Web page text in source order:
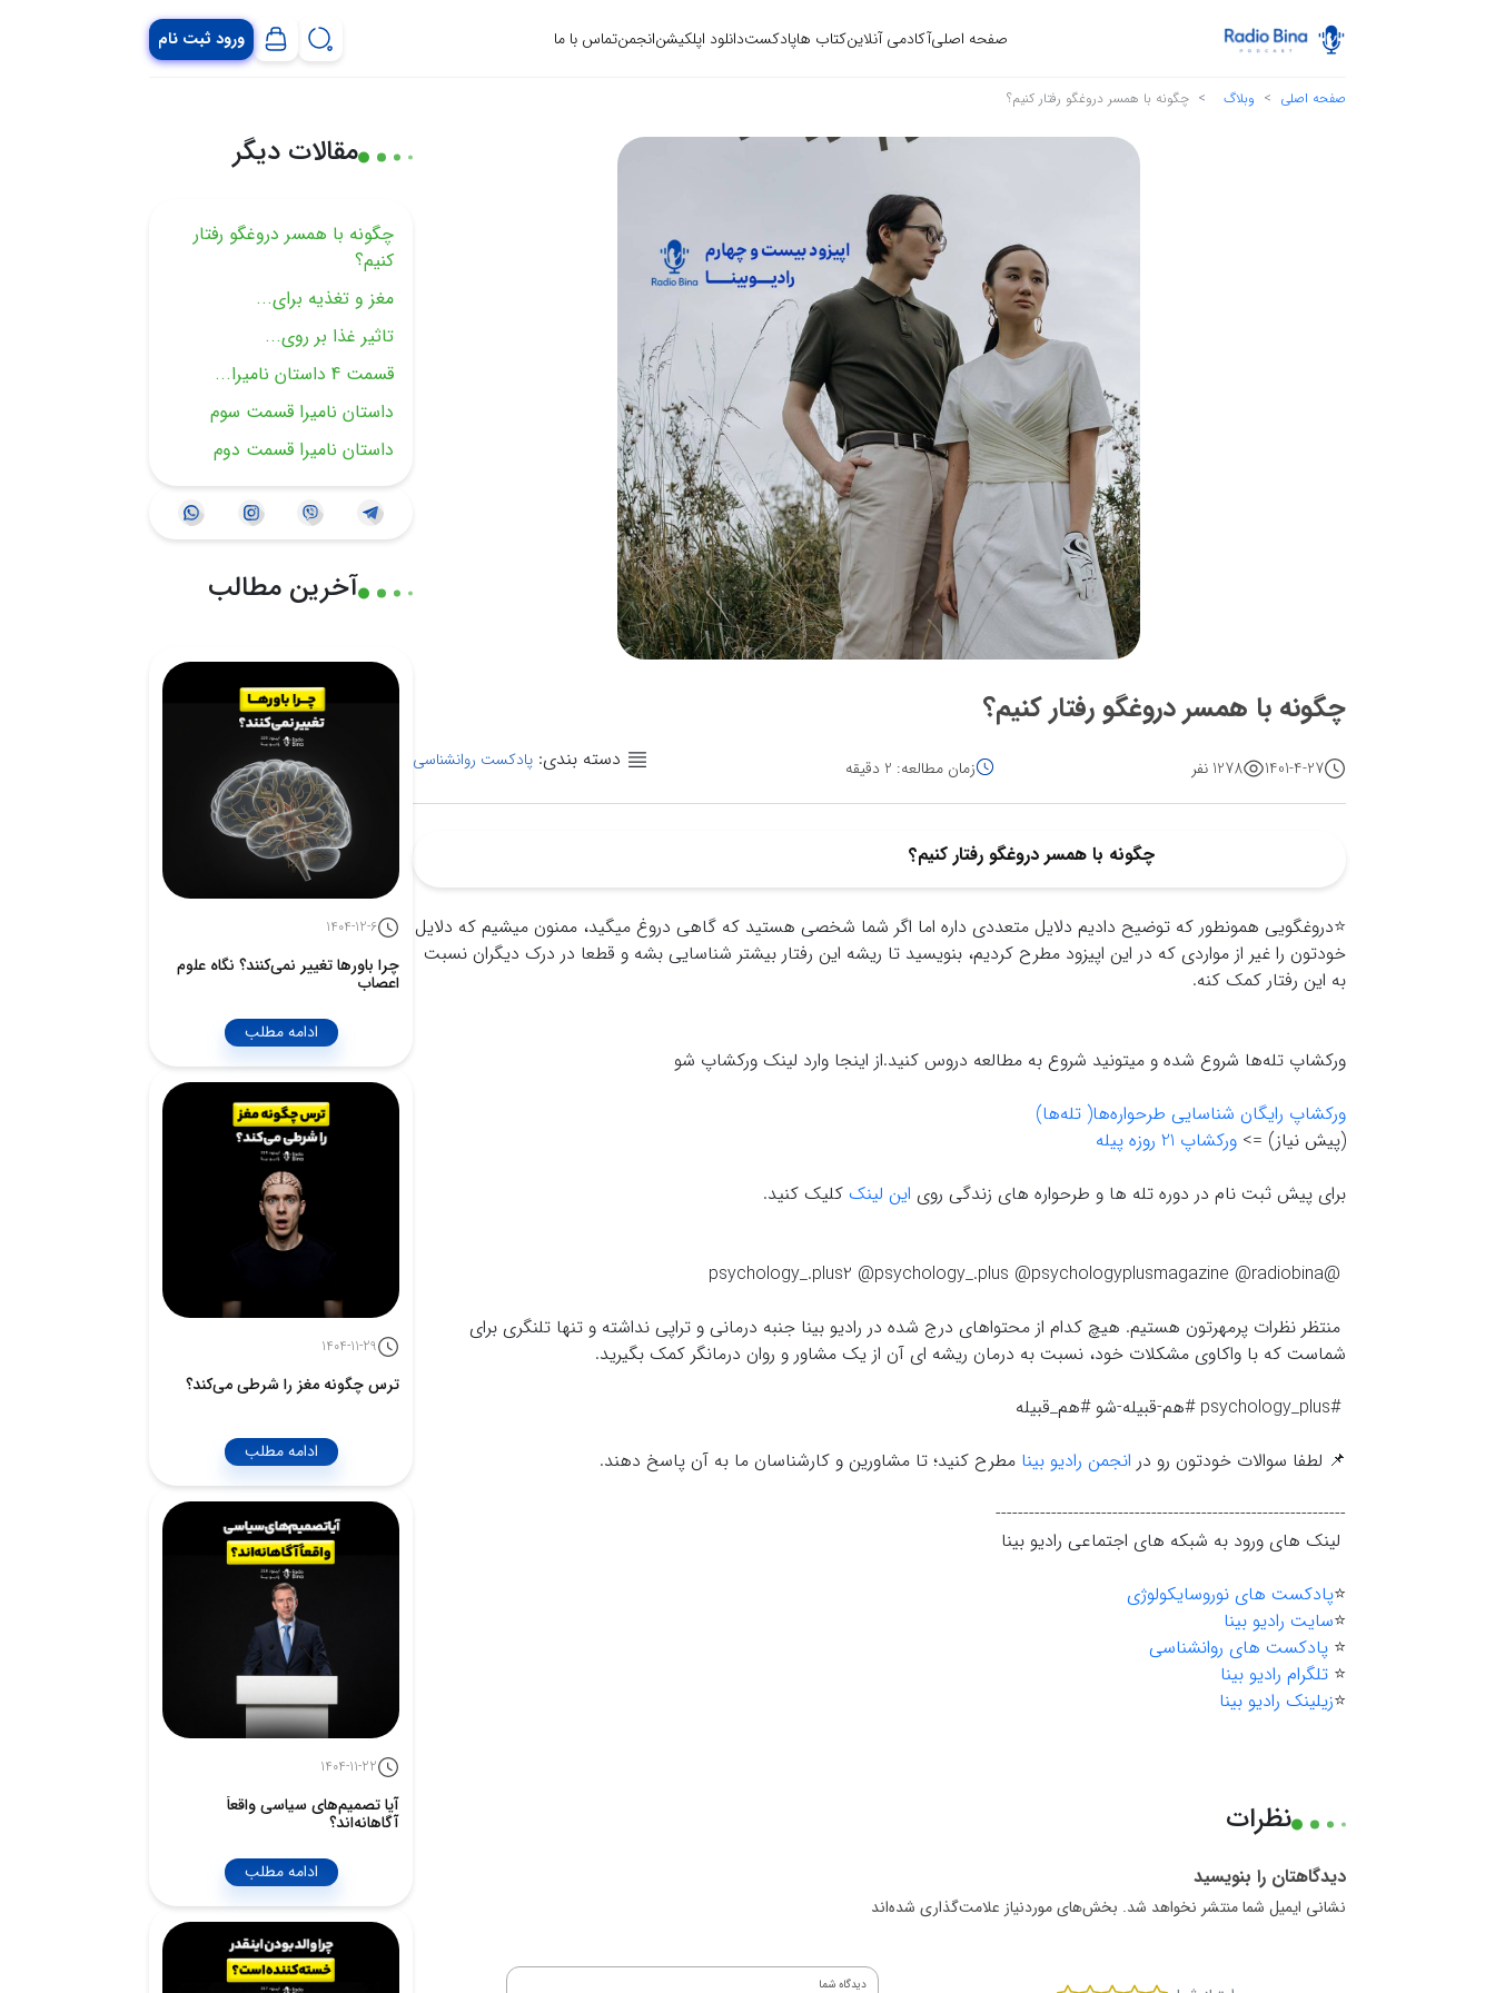
صفحه اصلیآکادمی آنلاینکتاب هاپادکستدانلود اپلکیشنانجمنتماس با ما ورود ثبت نام
صفحه اصلی وبلاگ چگونه با همسر دروغگو رفتار کنیم؟
چگونه با همسر دروغگو رفتار کنیم؟
1401-4-27 1278 نفر زمان مطالعه: 2 دقیقه دسته بندی:پادکست روانشناسی
چگونه با همسر دروغگو رفتار کنیم؟
⭐️دروغگویی همونطور که توضیح دادیم دلایل متعددی داره اما اگر شما شخصی هستید که گاهی دروغ میگید، ممنون میشیم که دلایل
خودتون را غیر از مواردی که در این اپیزود مطرح کردیم، بنویسید تا ریشه این رفتار بیشتر شناسایی بشه و قطعا در درک دیگران نسبت
به این رفتار کمک کنه.
ورکشاپ تله‌ها شروع شده و میتونید شروع به مطالعه دروس کنید.از اینجا وارد لینک ورکشاپ شو
ورکشاپ رایگان شناسایی طرحواره‌ها( تله‌ها)
(پیش نیاز) =>ورکشاپ 21 روزه پیله
برای پیش ثبت نام در دوره تله ها و طرحواره های زندگی روی این لینککلیک کنید.
@psychology_.plus2 @psychology_.plus @psychologyplusmagazine @radiobina
منتظر نظرات پرمهرتون هستیم. هیچ کدام از محتواهای درج شده در رادیو بینا جنبه درمانی و تراپی نداشته و تنها تلنگری برای
شماست که با واکاوي مشکلات خود، نسبت به درمان ریشه ای آن از یک مشاور و روان درمانگر کمک بگیرید.
#psychology_plus #هم-قبیله-شو #هم_قبیله
📌 لطفا سوالات خودتون رو در انجمن رادیو بینا مطرح کنید؛ تا مشاورین و کارشناسان ما به آن پاسخ دهند.
---------------------------------------------------------------
لینک های ورود به شبکه های اجتماعی رادیو بینا
⭐️پادکست های نوروسایکولوژی
⭐️سایت رادیو بینا
⭐️پادکست های روانشناسی
⭐️تلگرام رادیو بینا
⭐️زیلینک رادیو بینا
نظرات
دیدگاهتان را بنویسید
نشانی ایمیل شما منتشر نخواهد شد. بخش‌های موردنیاز علامت‌گذاری شده‌اند
مقالات دیگر
چگونه با همسر دروغگو رفتار
کنیم؟
مغز و تغذیه برای...
تاثیر غذا بر روی...
قسمت 4 داستان نامیرا...
داستان نامیرا قسمت سوم
داستان نامیرا قسمت دوم
آخرین مطالب
1404-12-6
چرا باورها تغییر نمی‌کنند؟ نگاه علوم
اعصاب
ادامه مطلب
1404-11-29
ترس چگونه مغز را شرطی می‌کند؟
ادامه مطلب
1404-11-22
آیا تصمیم‌های سیاسی واقعاً
آگاهانه‌اند؟
ادامه مطلب